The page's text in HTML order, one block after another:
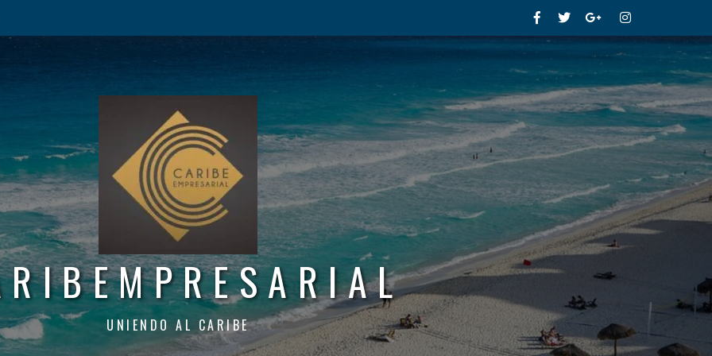
FacebookTwitterGoogle+Instagram
UNIENDO AL CARIBE